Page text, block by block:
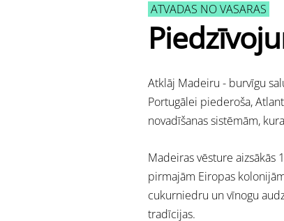
ATVADAS NO VASARAS
Atklāj Madeiru - burvīgu
Portugālei piederoša,
novadīšanas sistēmām,
Madeiras vēsture aizsākās
pirmajām Eiropas
cukurniedru un vīnogu
tradīcijas.